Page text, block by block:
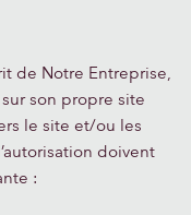
de Notre Entreprise,
sur son propre site
le site et/ou les
doivent
: